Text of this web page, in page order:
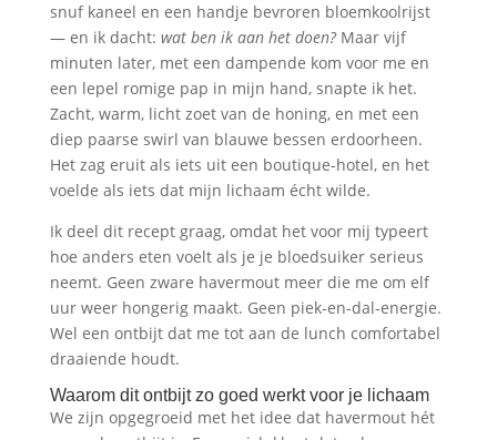
snuf kaneel en een handje bevroren bloemkoolrijst
— en ik dacht: wat ben ik aan het doen?Maar vijf
minuten later, met een dampende kom voor me en
een lepel romige pap in mijn hand, snapte ik het.
Zacht, warm, licht zoet van de honing, en met een
diep paarse swirl van blauwe bessen erdoorheen.
Het zag eruit als iets uit een boutique-hotel, en het
voelde als iets dat mijn lichaam écht wilde.
Ik deel dit recept graag, omdat het voor mij typeert
hoe anders eten voelt als je je bloedsuiker serieus
neemt. Geen zware havermout meer die me om elf
uur weer hongerig maakt. Geen piek-en-dal-energie.
Wel een ontbijt dat me tot aan de lunch comfortabel
draaiende houdt.
Waarom dit ontbijt zo goed werkt voor je lichaam
We zijn opgegroeid met het idee dat havermout hét